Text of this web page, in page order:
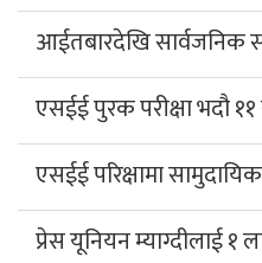
आईतबारदेखि सार्वजनिक
एसईई पुरक परीक्षा भदौ
एसईई परिक्षामा
प्रेस यूनियन म्याग्दीलाई